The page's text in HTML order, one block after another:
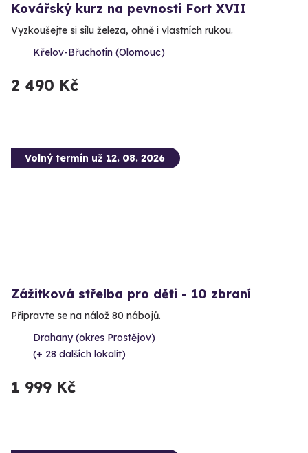
Kovářský kurz na pevnosti Fort XVII
Vyzkoušejte si sílu železa, ohně i vlastních rukou.
Křelov-Břuchotín (Olomouc)
2 490 Kč
Volný termín už 12. 08. 2026
Zážitková střelba pro děti - 10 zbraní
Připravte se na nálož 80 nábojů.
Drahany (okres Prostějov)
(+ 28 dalších lokalit)
1 999 Kč